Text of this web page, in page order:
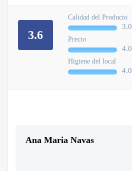
3.6
Calidad del Producto
3.0
Precio
4.0
Higiene del local
4.0
Ana Maria Navas